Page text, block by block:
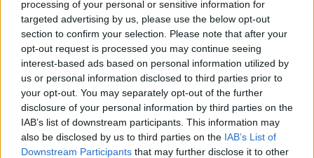
processing of your personal or sensitive information for
targeted advertising by us, please use the below opt-out
section to confirm your selection. Please note that after your
opt-out request is processed you may continue seeing
interest-based ads based on personal information utilized by
us or personal information disclosed to third parties prior to
your opt-out. You may separately opt-out of the further
disclosure of your personal information by third parties on the
IAB’s list of downstream participants. This information may
also be disclosed by us to third parties on the IAB’s List of
Downstream Participants that may further disclose it to other
μεταβλητότητας ή ύφεσης, αφού βασίζεται σε
συνδρομές, έχει επαναλαμβανόμενα έσοδα και
ρευστότητα.
Σε ό,τι αφορά τη Forthnet, τόνισε ότι με την
επένδυση της BCP η εταιρεία θα απαλλαγεί από
το μεγάλο βάρος των χρεών της, θα ενισχυθεί με
νέα κεφάλαια μέσω της United Group, θα γίνουν